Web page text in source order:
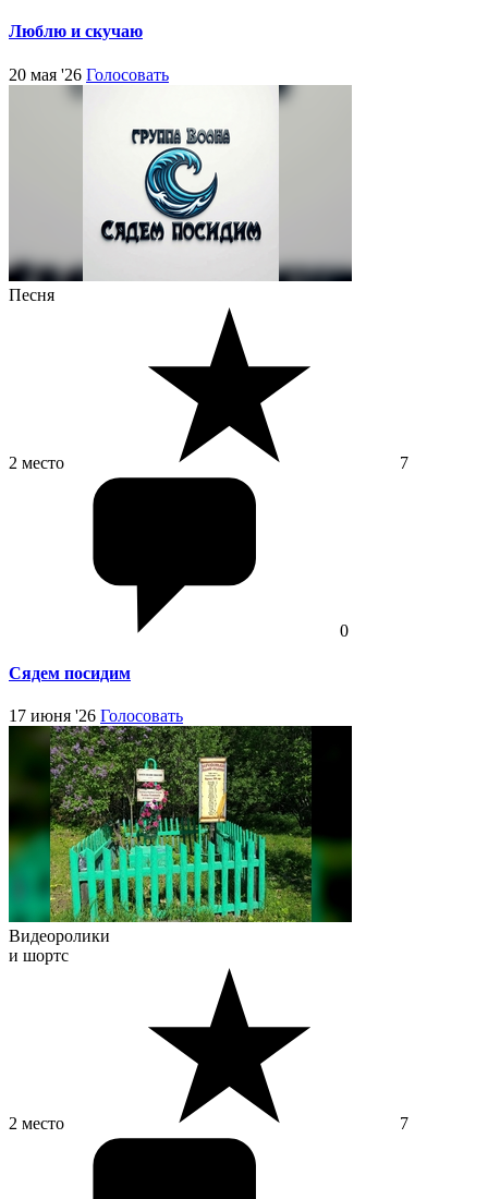
Люблю и скучаю
20 мая '26 Голосовать
Песня
2 место 7
0
Сядем посидим
17 июня '26 Голосовать
Видеоролики
и шортс
2 место 7